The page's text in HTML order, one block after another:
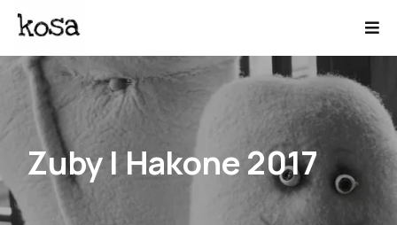
Zuby | Hakone 2017